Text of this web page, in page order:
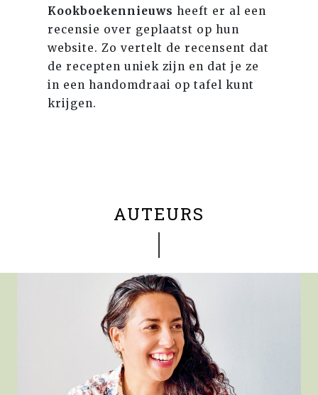
Kookboekennieuws heeft er al een
recensie over geplaatst op hun
website. Zo vertelt de recensent dat
de recepten uniek zijn en dat je ze
in een handomdraai op tafel kunt
krijgen.
AUTEURS